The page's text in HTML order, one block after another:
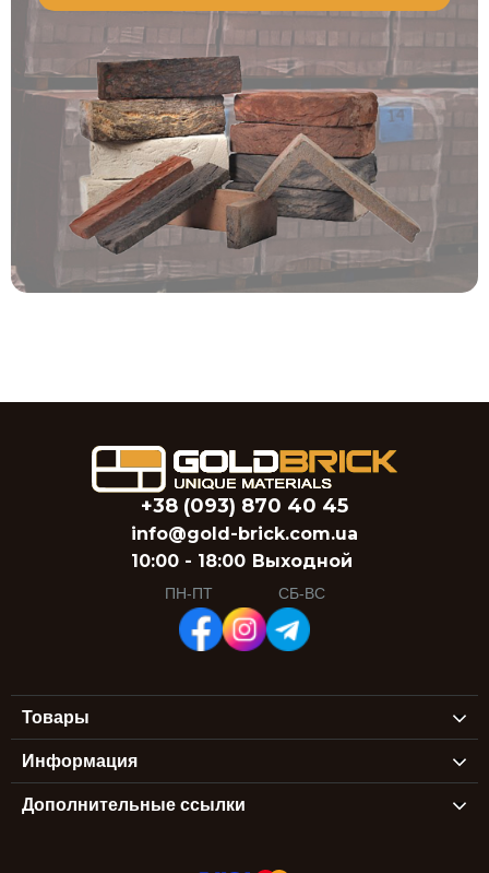
+38 (093) 870 40 45
info@gold-brick.com.ua
10:00 - 18:00
ПН-ПТ
Выходной
СБ-ВС
Товары
Информация
Дополнительные ссылки